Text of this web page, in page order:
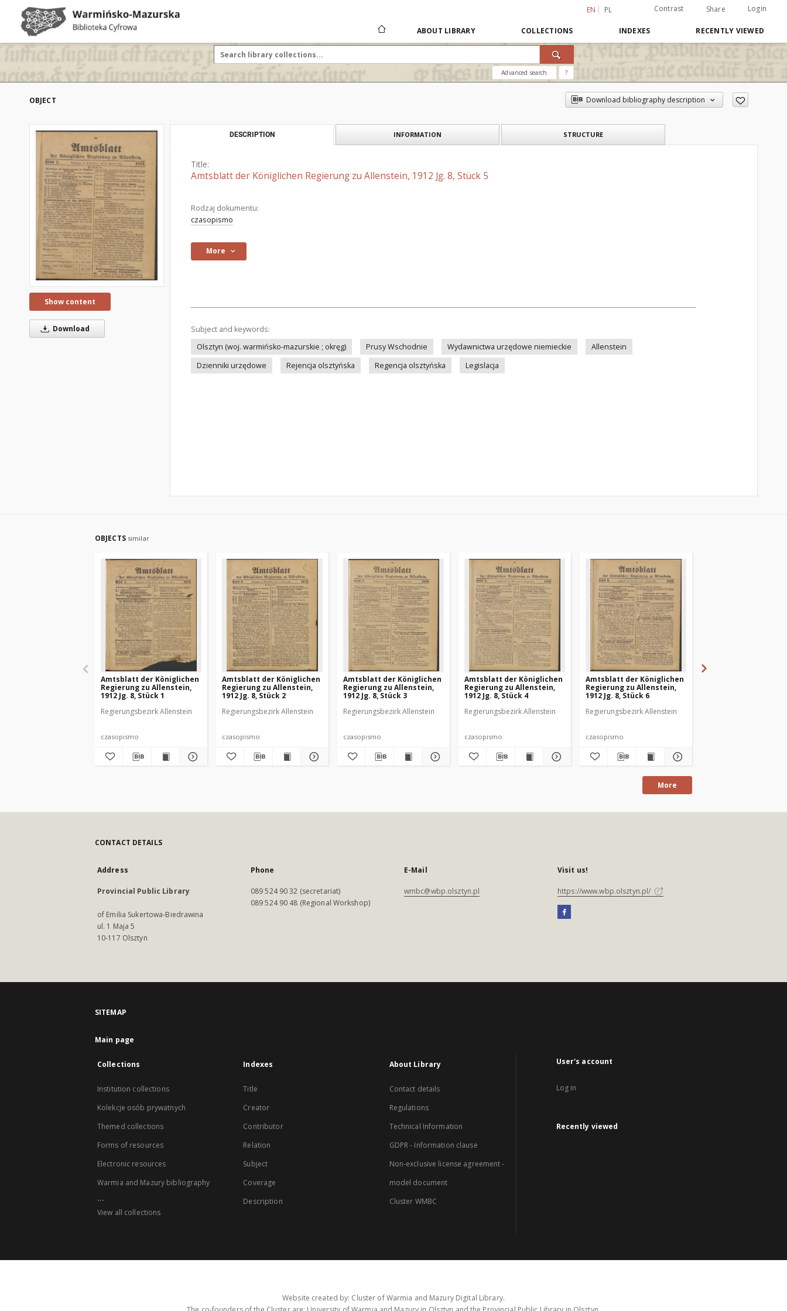
EN PL Contrast Share Login
ABOUT LIBRARY COLLECTIONS INDEXES RECENTLY VIEWED
Advanced search ?
OBJECT Download bibliography description
Show content
Download
DESCRIPTION INFORMATION STRUCTURE
Title:
Amtsblatt der Königlichen Regierung zu Allenstein, 1912 Jg. 8, Stück 5
Rodzaj dokumentu:
czasopismo
More
Subject and keywords:
Olsztyn (woj. warmińsko-mazurskie ; okręg)
Prusy Wschodnie Wydawnictwa urzędowe niemieckie
Allenstein
Dzienniki urzędowe
Rejencja olsztyńska Regencja olsztyńska Legislacja
OBJECTS similar
Amtsblatt der Königlichen
Regierung zu Allenstein,
1912 Jg. 8, Stück 1
Regierungsbezirk Allenstein
czasopismo
Amtsblatt der Königlichen
Regierung zu Allenstein,
1912 Jg. 8, Stück 2
Regierungsbezirk Allenstein
czasopismo
Amtsblatt der Königlichen
Regierung zu Allenstein,
1912 Jg. 8, Stück 3
Regierungsbezirk Allenstein
czasopismo
Amtsblatt der Königlichen
Regierung zu Allenstein,
1912 Jg. 8, Stück 4
Regierungsbezirk Allenstein
czasopismo
Amtsblatt der Königlichen
Regierung zu Allenstein,
1912 Jg. 8, Stück 6
Regierungsbezirk Allenstein
czasopismo
More
CONTACT DETAILS
Address
Provincial Public Library
of Emilia Sukertowa-Biedrawina
ul. 1 Maja 5
10-117 Olsztyn
Phone
089 524 90 32 (secretariat)
089 524 90 48 (Regional Workshop)
E-Mail
wmbc@wbp.olsztyn.pl
Visit us!
https://www.wbp.olsztyn.pl/
SITEMAP
Main page
Collections
Institution collections
Kolekcje osób prywatnych
Themed collections
Forms of resources
Electronic resources
Warmia and Mazury bibliography
...
View all collections
Indexes
Title
Creator
Contributor
Relation
Subject
Coverage
Description
About Library
Contact details
Regulations
Technical Information
GDPR - Information clause
Non-exclusive license agreement -
model document
Cluster WMBC
User's account
Log in
Recently viewed
Website created by: Cluster of Warmia and Mazury Digital Library.